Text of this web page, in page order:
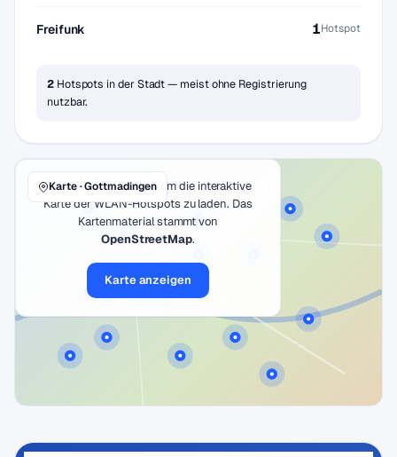
Freifunk 1Hotspot
2Hotspots in der Stadt — meist ohne Registrierung
nutzbar.
Klicke auf den Button, um die interaktive
Karte der WLAN-Hotspots zu laden. Das
Kartenmaterial stammt von
OpenStreetMap.
Karte anzeigen
Karte · Gottmadingen